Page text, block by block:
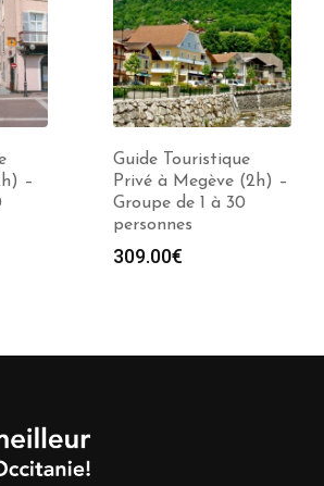
–
Guide Touristique
Privé à Megève (2h) –
Groupe de 1 à 30
personnes
309.00€